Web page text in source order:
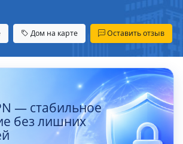
Дом на карте Оставить отзыв
— стабильное
без лишних